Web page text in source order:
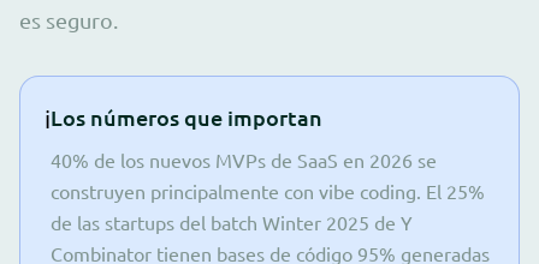
es seguro.
ℹ️Los números que importan
40% de los nuevos MVPs de SaaS en 2026 se
construyen principalmente con vibe coding. El 25%
de las startups del batch Winter 2025 de Y
Combinator tienen bases de código 95% generadas